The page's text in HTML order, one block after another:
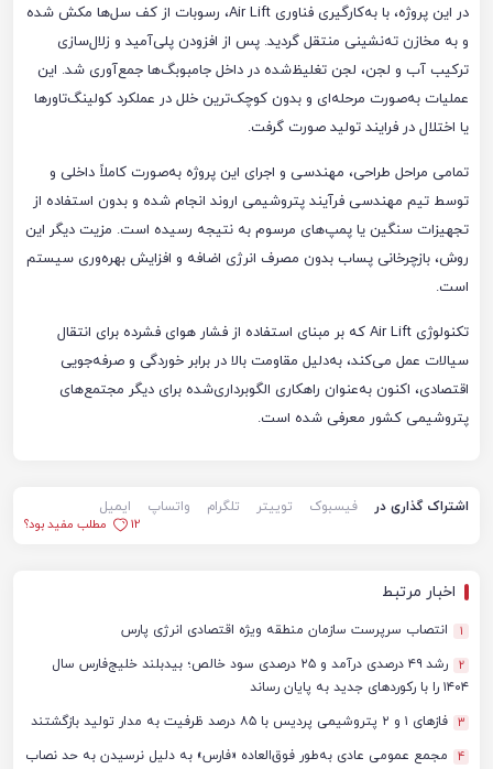
در این پروژه، با به‌کارگیری فناوری Air Lift، رسوبات از کف سل‌ها مکش شده
و به مخازن ته‌نشینی منتقل گردید. پس از افزودن پلی‌آمید و زلال‌سازی
ترکیب آب و لجن، لجن تغلیظ‌شده در داخل جامبوبگ‌ها جمع‌آوری شد. این
عملیات به‌صورت مرحله‌ای و بدون کوچک‌ترین خلل در عملکرد کولینگ‌تاورها
یا اختلال در فرایند تولید صورت گرفت.
تمامی مراحل طراحی، مهندسی و اجرای این پروژه به‌صورت کاملاً داخلی و
توسط تیم مهندسی فرآیند پتروشیمی اروند انجام شده و بدون استفاده از
تجهیزات سنگین یا پمپ‌های مرسوم به نتیجه رسیده است. مزیت دیگر این
روش، بازچرخانی پساب بدون مصرف انرژی اضافه و افزایش بهره‌وری سیستم
است.
تکنولوژی Air Lift که بر مبنای استفاده از فشار هوای فشرده برای انتقال
سیالات عمل می‌کند، به‌دلیل مقاومت بالا در برابر خوردگی و صرفه‌جویی
اقتصادی، اکنون به‌عنوان راهکاری الگوبرداری‌شده برای دیگر مجتمع‌های
پتروشیمی کشور معرفی شده است.
اشتراک گذاری در فیسبوک توییتر تلگرام واتساپ
ایمیل
12
مطلب مفید بود؟
اخبار مرتبط
1 انتصاب سرپرست سازمان منطقه ویژه اقتصادی انرژی پارس
2
رشد ۴۹ درصدی درآمد و ۲۵ درصدی سود خالص؛ بیدبلند خلیج‌فارس سال
۱۴۰۴ را با رکوردهای جدید به پایان رساند
3 فازهای ۱ و ۲ پتروشیمی پردیس با ۸۵ درصد ظرفیت به مدار تولید بازگشتند
4
مجمع عمومی عادی به‌طور فوق‌العاده «فارس» به دلیل نرسیدن به حد نصاب